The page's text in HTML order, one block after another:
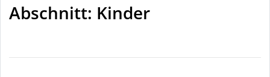
Abschnitt: Kinder